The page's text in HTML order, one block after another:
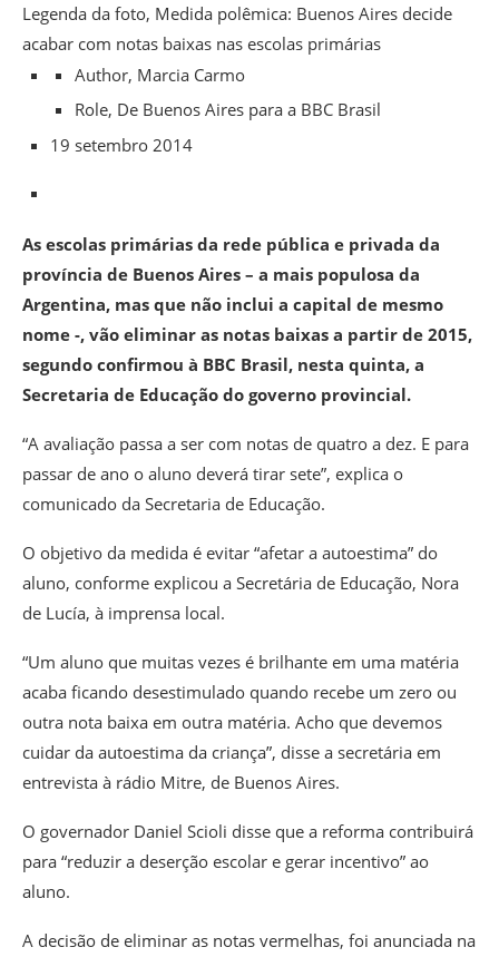
Legenda da foto, Medida polêmica: Buenos Aires decide
acabar com notas baixas nas escolas primárias
Author, Marcia Carmo
Role, De Buenos Aires para a BBC Brasil
19 setembro 2014
As escolas primárias da rede pública e privada da
província de Buenos Aires – a mais populosa da
Argentina, mas que não inclui a capital de mesmo
nome -, vão eliminar as notas baixas a partir de 2015,
segundo confirmou à BBC Brasil, nesta quinta, a
Secretaria de Educação do governo provincial.
“A avaliação passa a ser com notas de quatro a dez. E para
passar de ano o aluno deverá tirar sete”, explica o
comunicado da Secretaria de Educação.
O objetivo da medida é evitar “afetar a autoestima” do
aluno, conforme explicou a Secretária de Educação, Nora
de Lucía, à imprensa local.
“Um aluno que muitas vezes é brilhante em uma matéria
acaba ficando desestimulado quando recebe um zero ou
outra nota baixa em outra matéria. Acho que devemos
cuidar da autoestima da criança”, disse a secretária em
entrevista à rádio Mitre, de Buenos Aires.
O governador Daniel Scioli disse que a reforma contribuirá
para “reduzir a deserção escolar e gerar incentivo” ao
aluno.
A decisão de eliminar as notas vermelhas, foi anunciada na